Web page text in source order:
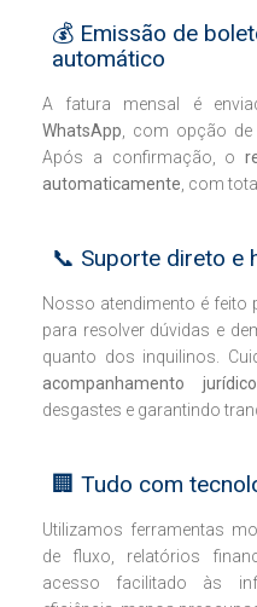
💰 Emissão de
automático
A fatura mensal é
WhatsApp , com opção de
Após a confirmação, o
automaticamente , com
📞 Suporte direto e
Nosso atendimento é feito
para resolver dúvidas e
quanto dos inquilinos.
acompanhamento
desgastes e garantindo
🏢 Tudo com
Utilizamos ferramentas
de fluxo, relatórios
acesso facilitado às